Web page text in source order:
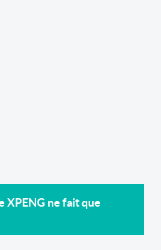
XPENG ne fait que